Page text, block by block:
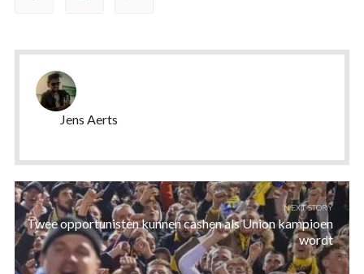
Jens Aerts
NEXT STORY
Twee opportunisten kunnen cashen als Union kampioen
wordt